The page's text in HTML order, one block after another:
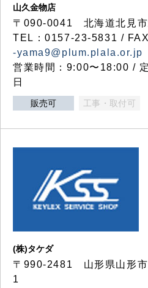
山久金物店
〒090-0041 北海道北見
TEL：0157-23-5831 /
-yama9@plum.plala.or.jp
営業時間：9:00〜18:00 /
日
販売可 工事・取付可
(株)タケダ
〒990-2481 山形県山形市
1